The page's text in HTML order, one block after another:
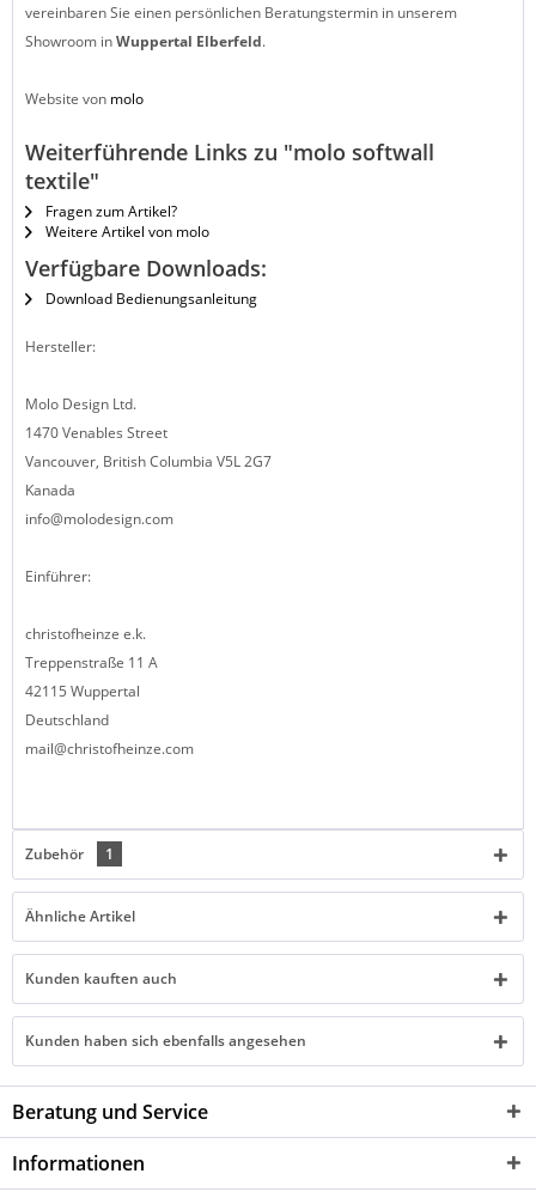
vereinbaren Sie einen persönlichen Beratungstermin in unserem
Showroom inWuppertal Elberfeld.
Website von molo
Weiterführende Links zu "molo softwall
textile"
Fragen zum Artikel?
Weitere Artikel von molo
Verfügbare Downloads:
Download Bedienungsanleitung
Hersteller:
Molo Design Ltd.
1470 Venables Street
Vancouver, British Columbia V5L 2G7
Kanada
info@molodesign.com
Einführer:
christofheinze e.k.
Treppenstraße 11 A
42115 Wuppertal
Deutschland
mail@christofheinze.com
Zubehör 1
Ähnliche Artikel
Kunden kauften auch
Kunden haben sich ebenfalls angesehen
Beratung und Service
Informationen